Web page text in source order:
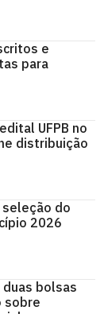
e
para
UFPB no
distribuição
do
2026
duas bolsas
sobre